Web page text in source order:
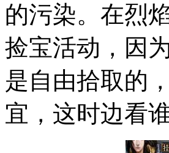
的污染。在烈
捡宝活动，因
是自由拾取的
宜，这时边看